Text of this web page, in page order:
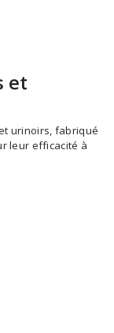
et
leur efficacité à